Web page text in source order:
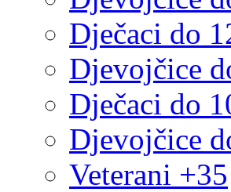
Dječaci do
Djevojčice
Dječaci do
Djevojčice
Veterani +35